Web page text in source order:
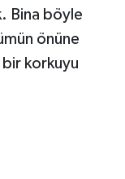
Bina böyle
önüne
korkuyu